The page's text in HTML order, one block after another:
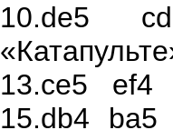
10.de5
13.ce5
15.db4